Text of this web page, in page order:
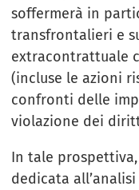
soffermerà in
transfrontalieri e
extracontrattuale
(incluse le azioni
confronti delle
violazione dei
In tale
dedicata